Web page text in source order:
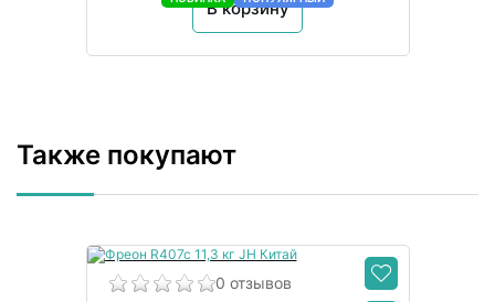
В корзину
Также покупают
0 отзывов